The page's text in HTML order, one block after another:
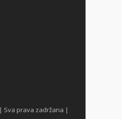
| Sva prava zadržana |